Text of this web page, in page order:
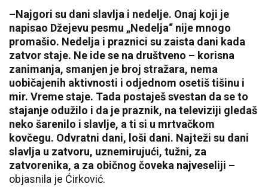
–Najgori su dani slavlja i nedelje. Onaj koji je
napisao Džejevu pesmu „Nedelja“ nije mnogo
promašio. Nedelja i praznici su zaista dani kada
zatvor staje. Ne ide se na društveno – korisna
zanimanja, smanjen je broj stražara, nema
uobičajenih aktivnosti i odjednom osetiš tišinu i
mir. Vreme staje. Tada postaješ svestan da se to
stajanje odužilo i da je praznik, na televiziji gledaš
neko šarenilo i slavlje, a ti si u mrtvačkom
kovčegu. Odvratni dani, loši dani. Najteži su dani
slavlja u zatvoru, uznemirujući, tužni, za
zatvorenika, a za običnog čoveka najveseliji –
objasnila je Ćirković.